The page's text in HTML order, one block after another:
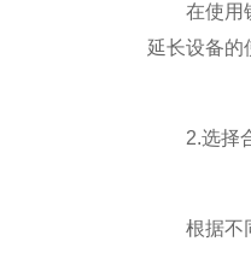
在使用铁
延长设备的
2.选择合
根据不同